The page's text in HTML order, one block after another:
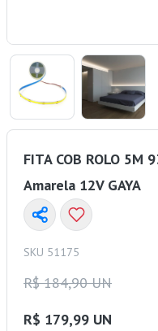
FITA COB ROLO 5M
Amarela 12V GAYA
SKU 51175
R$ 184,90 UN
R$ 179,99 UN